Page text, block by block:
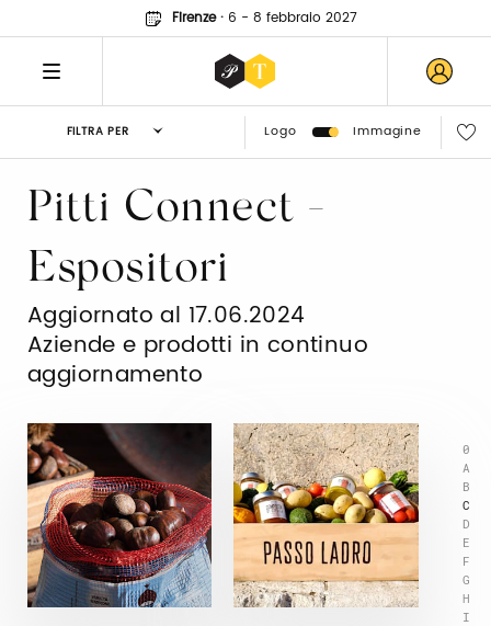
Firenze· 6 - 8 febbraio 2027
FILTRA PER Logo Immagine
0
A
B
C
D
E
F
G
H
I
Pitti Connect -
Espositori
Aggiornato al 17.06.2024
Aziende e prodotti in continuo
aggiornamento